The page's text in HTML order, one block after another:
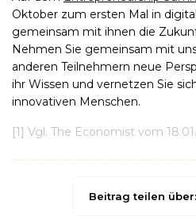
Oktober zum ersten Mal in
gemeinsam mit ihnen die
Nehmen Sie gemeinsam mit
anderen Teilnehmern neue
ihr Wissen und vernetzen Sie
innovativen Menschen.
[1] Vgl. The Economist vom
Beitrag teilen über: